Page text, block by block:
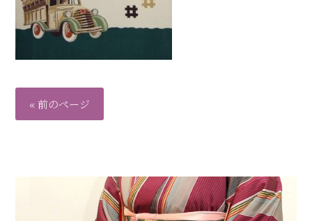
« 前のページ